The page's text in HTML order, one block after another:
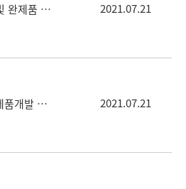
XR디바이스 핵심부품 및 완제품 기업지원
2021.07.21
2021년 스마트산단 신제품개발 전문가 과정
2021.07.21